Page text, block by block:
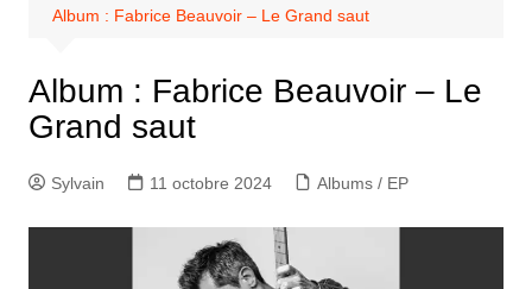
Album : Fabrice Beauvoir – Le Grand saut
Album : Fabrice Beauvoir – Le
Grand saut
Sylvain 11 octobre 2024 Albums / EP